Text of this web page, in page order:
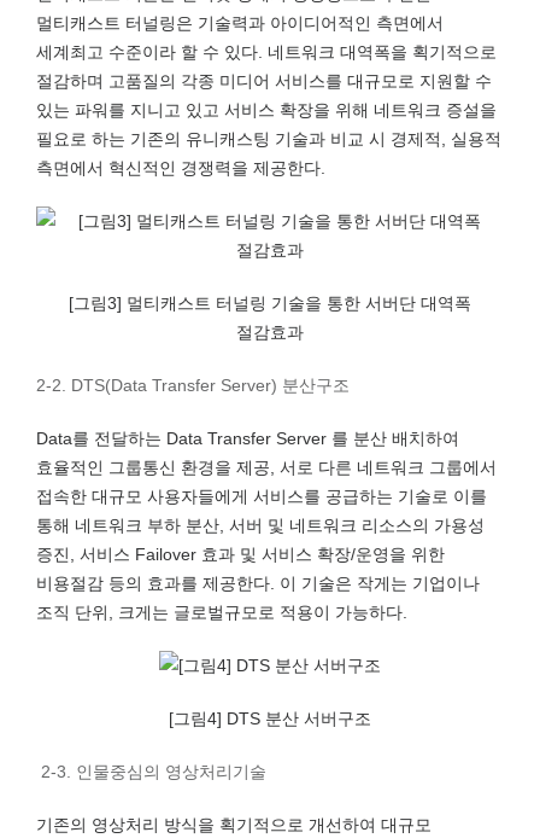
멀티캐스트 터널링은 기술력과 아이디어적인 측면에서
세계최고 수준이라 할 수 있다. 네트워크 대역폭을 획기적으로
절감하며 고품질의 각종 미디어 서비스를 대규모로 지원할 수
있는 파워를 지니고 있고 서비스 확장을 위해 네트워크 증설을
필요로 하는 기존의 유니캐스팅 기술과 비교 시 경제적, 실용적
측면에서 혁신적인 경쟁력을 제공한다.
[그림3] 멀티캐스트 터널링 기술을 통한 서버단 대역폭
절감효과
2-2. DTS(Data Transfer Server) 분산구조
Data를 전달하는 Data Transfer Server 를 분산 배치하여
효율적인 그룹통신 환경을 제공, 서로 다른 네트워크 그룹에서
접속한 대규모 사용자들에게 서비스를 공급하는 기술로 이를
통해 네트워크 부하 분산, 서버 및 네트워크 리소스의 가용성
증진, 서비스 Failover 효과 및 서비스 확장/운영을 위한
비용절감 등의 효과를 제공한다. 이 기술은 작게는 기업이나
조직 단위, 크게는 글로벌규모로 적용이 가능하다.
[그림4] DTS 분산 서버구조
2-3. 인물중심의 영상처리기술
기존의 영상처리 방식을 획기적으로 개선하여 대규모